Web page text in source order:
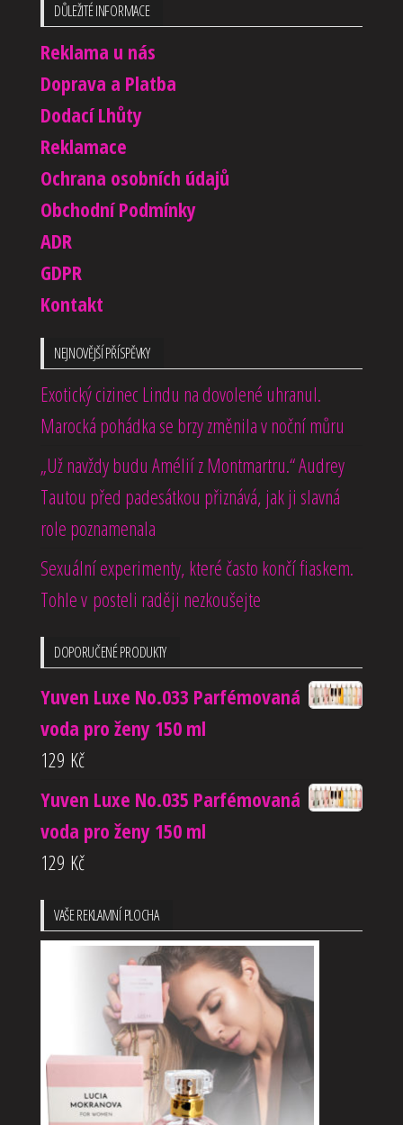
DŮLEŽITÉ INFORMACE
Reklama u nás
Doprava a Platba
Dodací Lhůty
Reklamace
Ochrana osobních údajů
Obchodní Podmínky
ADR
GDPR
Kontakt
NEJNOVĚJŠÍ PŘÍSPĚVKY
Exotický cizinec Lindu na dovolené uhranul.
Marocká pohádka se brzy změnila v noční můru
„Už navždy budu Amélií z Montmartru.“ Audrey
Tautou před padesátkou přiznává, jak ji slavná
role poznamenala
Sexuální experimenty, které často končí fiaskem.
Tohle v posteli raději nezkoušejte
DOPORUČENÉ PRODUKTY
Yuven Luxe No.033 Parfémovaná
voda pro ženy 150 ml
129 Kč
Yuven Luxe No.035 Parfémovaná
voda pro ženy 150 ml
129 Kč
VAŠE REKLAMNÍ PLOCHA